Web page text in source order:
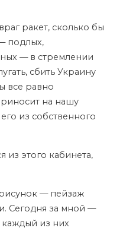
ракет, сколько бы
подлых,
— в стремлении
сбить Украину
все равно
на нашу
из собственного
из этого кабинета,
— пейзаж
Сегодня за мной —
из них